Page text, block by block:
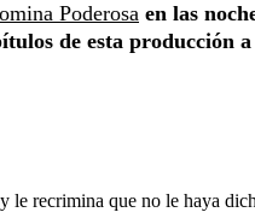
Poderosa en las
de esta producción
le recrimina que no le haya